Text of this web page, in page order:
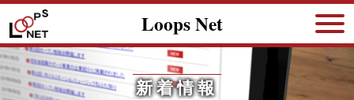
Loops Net
新着情報